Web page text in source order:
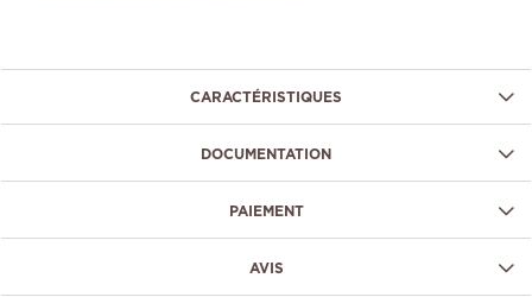
CARACTÉRISTIQUES
DOCUMENTATION
PAIEMENT
AVIS